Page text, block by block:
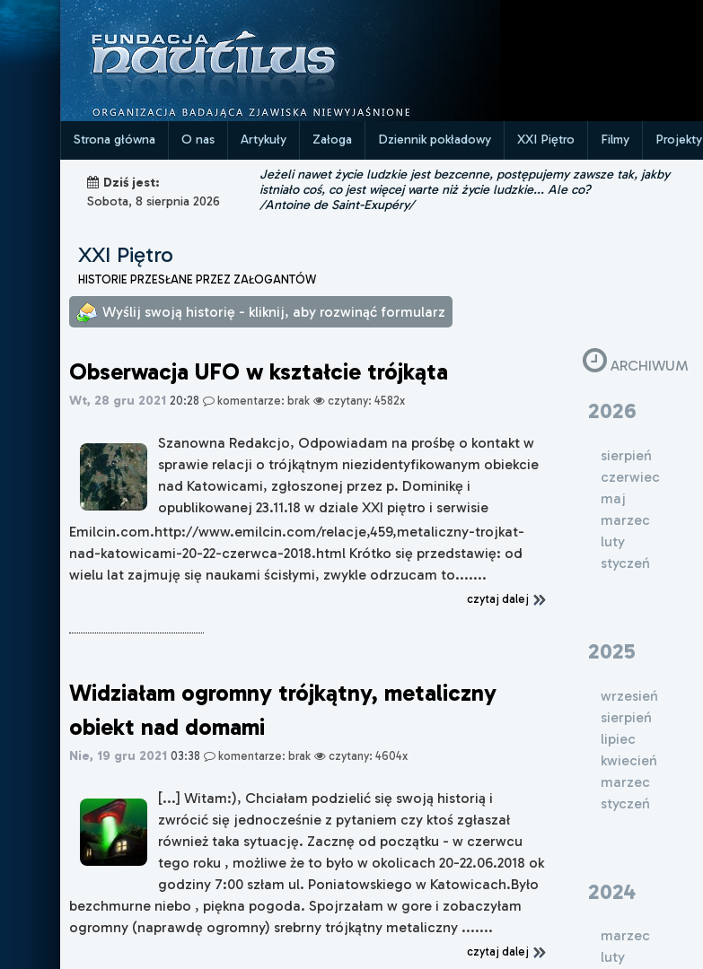
Strona główna O nas Artykuły Załoga Dziennik pokładowy XXI Piętro Filmy Projekty
Dziś jest:
Sobota, 8 sierpnia 2026
Jeżeli nawet życie ludzkie jest bezcenne, postępujemy zawsze tak, jakby
istniało coś, co jest więcej warte niż życie ludzkie... Ale co?
/Antoine de Saint-Exupéry/
XXI Piętro
HISTORIE PRZESŁANE PRZEZ ZAŁOGANTÓW
Wyślij swoją historię - kliknij, aby rozwinąć formularz
Obserwacja UFO w kształcie trójkąta
Wt, 28 gru 2021 20:28 komentarze: brak czytany: 4582x
Szanowna Redakcjo, Odpowiadam na prośbę o kontakt w
sprawie relacji o trójkątnym niezidentyfikowanym obiekcie
nad Katowicami, zgłoszonej przez p. Dominikę i
opublikowanej 23.11.18 w dziale XXI piętro i serwisie
Emilcin.com.http://www.emilcin.com/relacje,459,metaliczny-trojkat-
nad-katowicami-20-22-czerwca-2018.html Krótko się przedstawię: od
wielu lat zajmuję się naukami ścisłymi, zwykle odrzucam to.......
czytaj dalej
Widziałam ogromny trójkątny, metaliczny
obiekt nad domami
Nie, 19 gru 2021 03:38 komentarze: brak czytany: 4604x
[...] Witam:), Chciałam podzielić się swoją historią i
zwrócić się jednocześnie z pytaniem czy ktoś zgłaszał
również taka sytuację. Zacznę od początku - w czerwcu
tego roku , możliwe że to było w okolicach 20-22.06.2018 ok
godziny 7:00 szłam ul. Poniatowskiego w Katowicach.Było
bezchmurne niebo , piękna pogoda. Spojrzałam w gore i zobaczyłam
ogromny (naprawdę ogromny) srebrny trójkątny metaliczny .......
czytaj dalej
ARCHIWUM
2026
sierpień
czerwiec
maj
marzec
luty
styczeń
2025
wrzesień
sierpień
lipiec
kwiecień
marzec
styczeń
2024
marzec
luty